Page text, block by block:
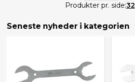
Produkter pr. side:32
Seneste nyheder i kategorien